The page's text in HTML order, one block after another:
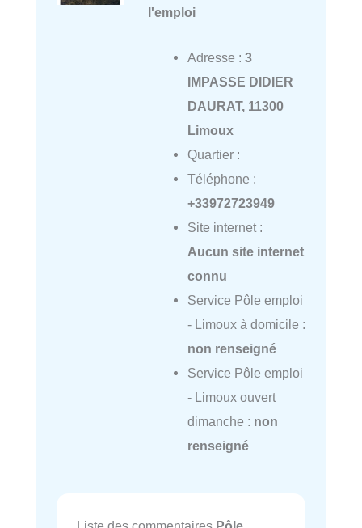
l'emploi
Adresse : 3
IMPASSE DIDIER
DAURAT, 11300
Limoux
Quartier :
Téléphone :
+33972723949
Site internet :
Aucun site internet
connu
Service Pôle emploi
- Limoux à domicile :
non renseigné
Service Pôle emploi
- Limoux ouvert
dimanche : non
renseigné